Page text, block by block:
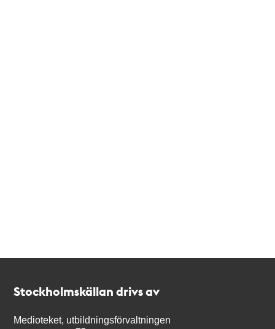
Stockholmskällan drivs av
Medioteket, utbildningsförvaltningen